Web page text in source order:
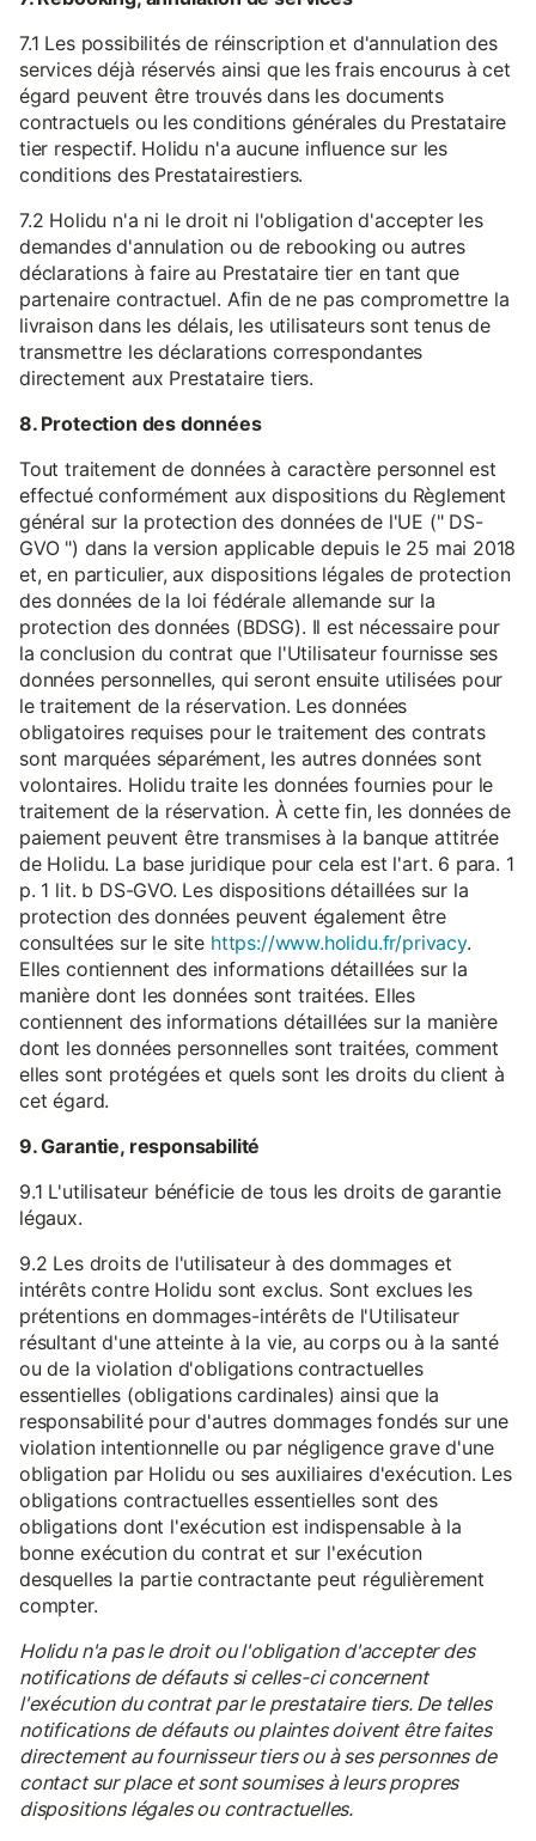
7.1 Les possibilités de réinscription et d'annulation des
services déjà réservés ainsi que les frais encourus à cet
égard peuvent être trouvés dans les documents
contractuels ou les conditions générales du Prestataire
tier respectif. Holidu n'a aucune influence sur les
conditions des Prestatairestiers.
7.2 Holidu n'a ni le droit ni l'obligation d'accepter les
demandes d'annulation ou de rebooking ou autres
déclarations à faire au Prestataire tier en tant que
partenaire contractuel. Afin de ne pas compromettre la
livraison dans les délais, les utilisateurs sont tenus de
transmettre les déclarations correspondantes
directement aux Prestataire tiers.
8. Protection des données
Tout traitement de données à caractère personnel est
effectué conformément aux dispositions du Règlement
général sur la protection des données de l'UE (" DS-
GVO ") dans la version applicable depuis le 25 mai 2018
et, en particulier, aux dispositions légales de protection
des données de la loi fédérale allemande sur la
protection des données (BDSG). Il est nécessaire pour
la conclusion du contrat que l'Utilisateur fournisse ses
données personnelles, qui seront ensuite utilisées pour
le traitement de la réservation. Les données
obligatoires requises pour le traitement des contrats
sont marquées séparément, les autres données sont
volontaires. Holidu traite les données fournies pour le
traitement de la réservation. À cette fin, les données de
paiement peuvent être transmises à la banque attitrée
de Holidu. La base juridique pour cela est l'art. 6 para. 1
p. 1 lit. b DS-GVO. Les dispositions détaillées sur la
protection des données peuvent également être
consultées sur le site https://www.holidu.fr/privacy.
Elles contiennent des informations détaillées sur la
manière dont les données sont traitées. Elles
contiennent des informations détaillées sur la manière
dont les données personnelles sont traitées, comment
elles sont protégées et quels sont les droits du client à
cet égard.
9. Garantie, responsabilité
9.1 L'utilisateur bénéficie de tous les droits de garantie
légaux.
9.2 Les droits de l'utilisateur à des dommages et
intérêts contre Holidu sont exclus. Sont exclues les
prétentions en dommages-intérêts de l'Utilisateur
résultant d'une atteinte à la vie, au corps ou à la santé
ou de la violation d'obligations contractuelles
essentielles (obligations cardinales) ainsi que la
responsabilité pour d'autres dommages fondés sur une
violation intentionnelle ou par négligence grave d'une
obligation par Holidu ou ses auxiliaires d'exécution. Les
obligations contractuelles essentielles sont des
obligations dont l'exécution est indispensable à la
bonne exécution du contrat et sur l'exécution
desquelles la partie contractante peut régulièrement
compter.
Holidu n'a pas le droit ou l'obligation d'accepter des
notifications de défauts si celles-ci concernent
l'exécution du contrat par le prestataire tiers. De telles
notifications de défauts ou plaintes doivent être faites
directement au fournisseur tiers ou à ses personnes de
contact sur place et sont soumises à leurs propres
dispositions légales ou contractuelles.